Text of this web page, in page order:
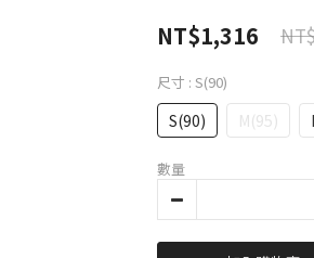
NT$1,316
尺寸 : S(90)
S(90) M(95)
數量